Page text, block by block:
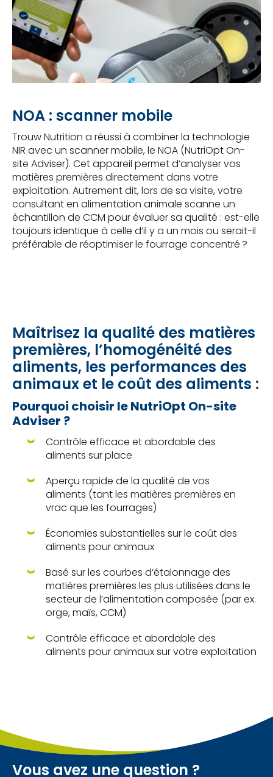
NOA : scanner mobile
Trouw Nutrition a réussi à combiner la technologie
NIR avec un scanner mobile, le NOA (NutriOpt On-
site Adviser). Cet appareil permet d’analyser vos
matières premières directement dans votre
exploitation. Autrement dit, lors de sa visite, votre
consultant en alimentation animale scanne un
échantillon de CCM pour évaluer sa qualité : est-elle
toujours identique à celle d’il y a un mois ou serait-il
préférable de réoptimiser le fourrage concentré ?
Maîtrisez la qualité des matières
premières, l’homogénéité des
aliments, les performances des
animaux et le coût des aliments :
Pourquoi choisir le NutriOpt On-site
Adviser ?
Contrôle efficace et abordable des
aliments sur place
Aperçu rapide de la qualité de vos
aliments (tant les matières premières en
vrac que les fourrages)
Économies substantielles sur le coût des
aliments pour animaux
Basé sur les courbes d’étalonnage des
matières premières les plus utilisées dans le
secteur de l’alimentation composée (par ex.
orge, maïs, CCM)
Contrôle efficace et abordable des
aliments pour animaux sur votre exploitation
Vous avez une question ?